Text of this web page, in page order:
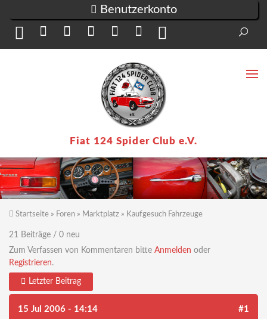
Benutzerkonto
Fiat 124 Spider Club e.V.
Sie sind hier
Startseite » Foren » Marktplatz » Kaufgesuch Fahrzeuge
21 Beiträge / 0 neu
Zum Verfassen von Kommentaren bitte Anmelden oder
Registrieren.
Letzter Beitrag
15 Jul 2006 - 14:14 #1